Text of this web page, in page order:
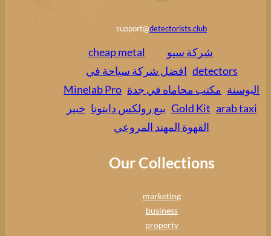
support@detectorists.club
شركة سيو
cheap metal
detectors افضل شركة سياحة في
البوسنة مكتب محاماه في جدة Minelab Pro
Gold Kit arab taxi بيع رولكس دايتونا خبير
القهوة المهند المروعي
Our Collections
marketing
business
property